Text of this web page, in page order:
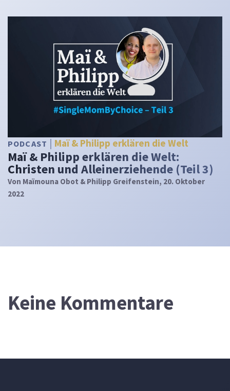
PODCAST Maï & Philipp erklären die Welt
Maï & Philipp erklären die Welt:
Christen und Alleinerziehende (Teil 3)
Von Maïmouna Obot & Philipp Greifenstein, 20. Oktober
2022
Keine Kommentare